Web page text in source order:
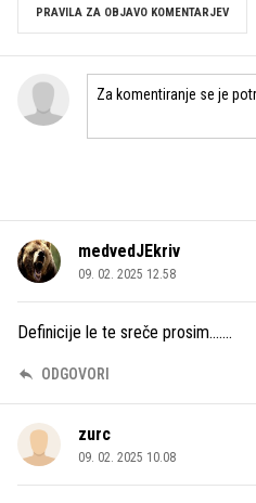
PRAVILA ZA OBJAVO KOMENTARJEV
medvedJEkriv
09. 02. 2025 12.58
Definicije le te sreče prosim.......
ODGOVORI
zurc
09. 02. 2025 10.08